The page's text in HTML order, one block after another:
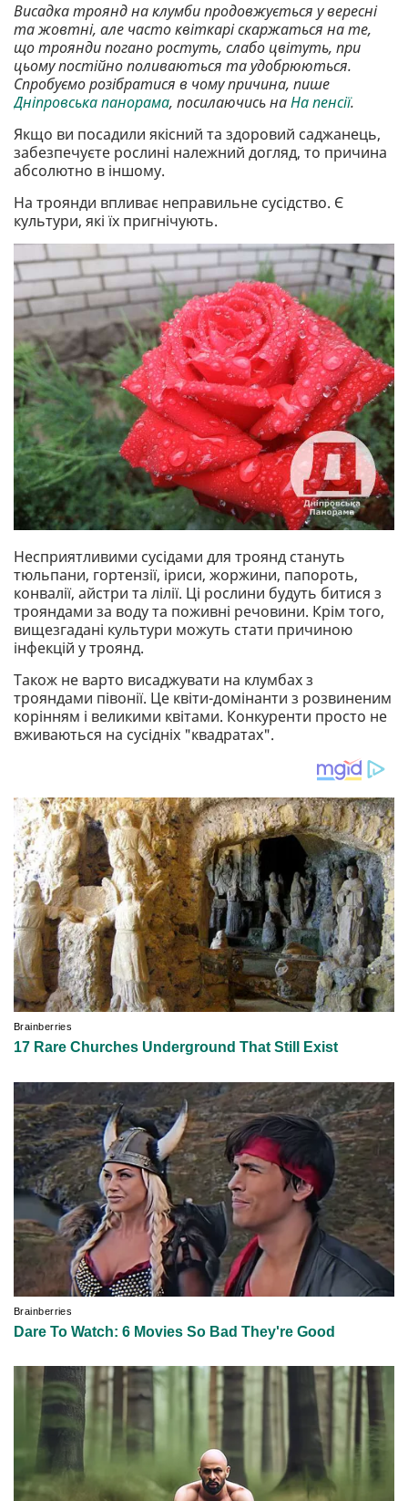
Висадка троянд на клумби продовжується у вересні
та жовтні, але часто квіткарі скаржаться на те,
що троянди погано ростуть, слабо цвітуть, при
цьому постійно поливаються та удобрюються.
Спробуємо розібратися в чому причина, пише
Дніпровська панорама, посилаючись наНа пенсії.
Якщо ви посадили якісний та здоровий саджанець,
забезпечуєте рослині належний догляд, то причина
абсолютно в іншому.
На троянди впливає неправильне сусідство. Є
культури, які їх пригнічують.
Несприятливими сусідами для троянд стануть
тюльпани, гортензії, іриси, жоржини, папороть,
конвалії, айстри та лілії. Ці рослини будуть битися з
трояндами за воду та поживні речовини. Крім того,
вищезгадані культури можуть стати причиною
інфекцій у троянд.
Також не варто висаджувати на клумбах з
трояндами півонії. Це квіти-домінанти з розвиненим
корінням і великими квітами. Конкуренти просто не
вживаються на сусідніх "квадратах".